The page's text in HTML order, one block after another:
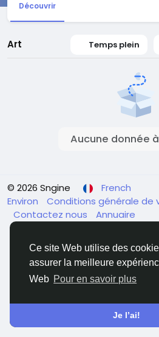
Ce site Web utilise des
assurer la meilleure
Web Pour en savoir plus
Je l’ai!
Découvrir
Art Temps plein
Aucune donnée
© 2026 Sngine
French
Environ
Conditions générale de
Contactez nous
Annuaire